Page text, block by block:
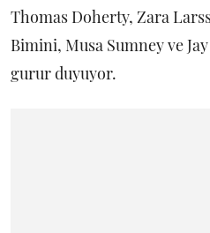
Thomas Doherty, Zara
Bimini, Musa Sumney ve
gurur duyuyor.